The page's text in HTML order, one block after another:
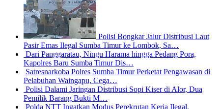
Polisi Bongkar Jalur Distribusi Laut
Pasir Emas Ilegal Sumba Timur ke Lombok, Sa…
Dari Panggaratau, Ningu Harama hingga Pedang Pora,
Kapolres Baru Sumba Timur Dis…
Satresnarkoba Polres Sumba Timur Perketat Pengawasan di
Pelabuhan Waingapu, Cega…
Polisi Dalami Jaringan Distribusi Sopi Kiser di Alor, Dua
Pemilik Barang Bukti M…
Polda NTT Ingatkan Modus Perekrutan Kerja Ilegal,